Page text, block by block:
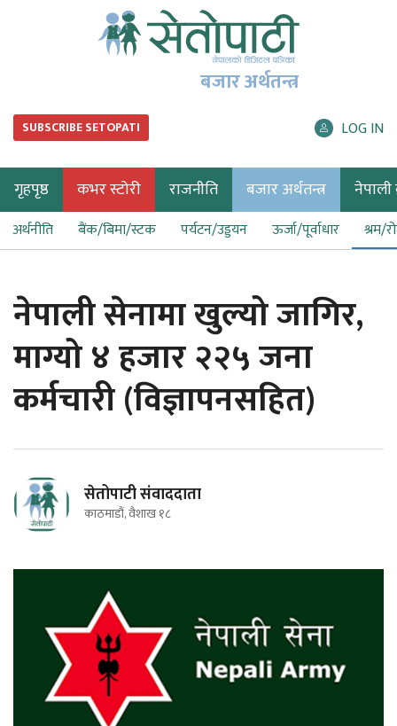
बजार अर्थतन्त्र
SUBSCRIBE SETOPATI LOG IN
गृहपृष्ठ कभर स्टोरी राजनीति बजार अर्थतन्त्र नेपाली
अर्थनीति बैंक/बिमा/स्टक पर्यटन/उड्डयन ऊर्जा/पूर्वाधार श्रम/
नेपाली सेनामा खुल्यो जागिर,
माग्यो ४ हजार २२५ जना
कर्मचारी (विज्ञापनसहित)
सेतोपाटी संवाददाता
काठमाडौं, वैशाख १८